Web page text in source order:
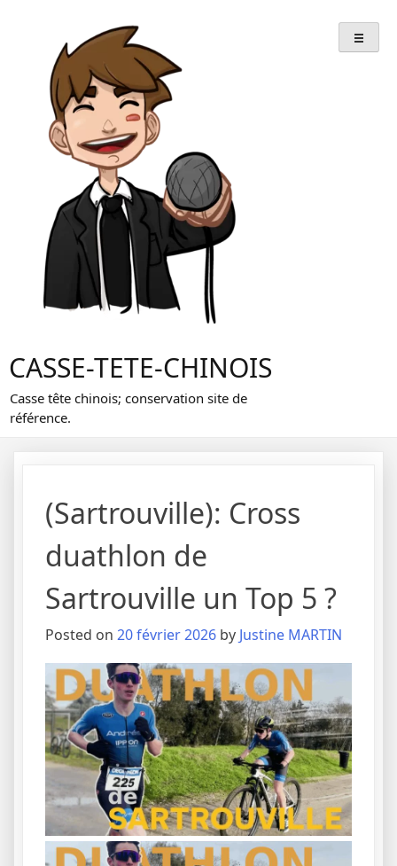
CASSE-TETE-CHINOIS
Casse tête chinois; conservation site de
référence.
(Sartrouville): Cross
duathlon de
Sartrouville un Top 5 ?
Posted on 20 février 2026 by Justine MARTIN